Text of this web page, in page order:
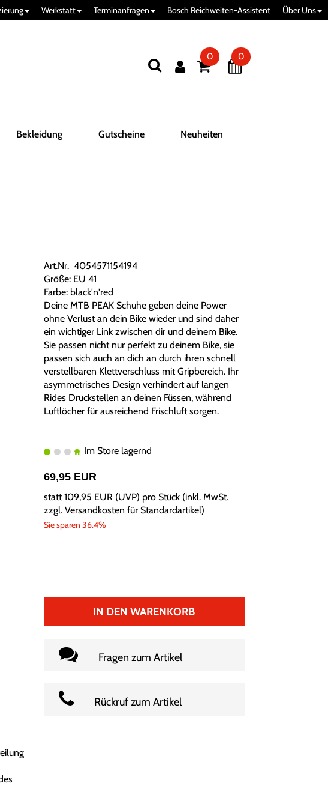
Werkstatt Terminanfragen Bosch Reichweiten-Assistent Über Uns
0 0
Bekleidung Gutscheine Neuheiten
Art.Nr. 4054571154194
Größe: EU 41
Farbe: black'n'red
Deine MTB PEAK Schuhe geben deine Power
ohne Verlust an dein Bike wieder und sind daher
ein wichtiger Link zwischen dir und deinem Bike.
Sie passen nicht nur perfekt zu deinem Bike, sie
passen sich auch an dich an durch ihren schnell
verstellbaren Klettverschluss mit Gripbereich. Ihr
asymmetrisches Design verhindert auf langen
Rides Druckstellen an deinen Füssen, während
Luftlöcher für ausreichend Frischluft sorgen.
Im Store lagernd
69,95 EUR
statt109,95 EUR(UVP) pro Stück (inkl. MwSt.
zzgl. Versandkosten für Standardartikel)
Sie sparen 36.4%
IN DEN WARENKORB
Fragen zum Artikel
Rückruf zum Artikel